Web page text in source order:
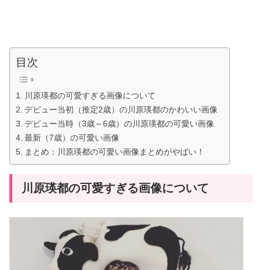
目次
川原瑛都の可愛すぎる画像について
デビュー当初（推定2歳）の川原瑛都のかわいい画像
デビュー当時（3歳～6歳）の川原瑛都の可愛い画像
最新（7歳）の可愛い画像
まとめ：川原瑛都の可愛い画像まとめがやばい！
川原瑛都の可愛すぎる画像について